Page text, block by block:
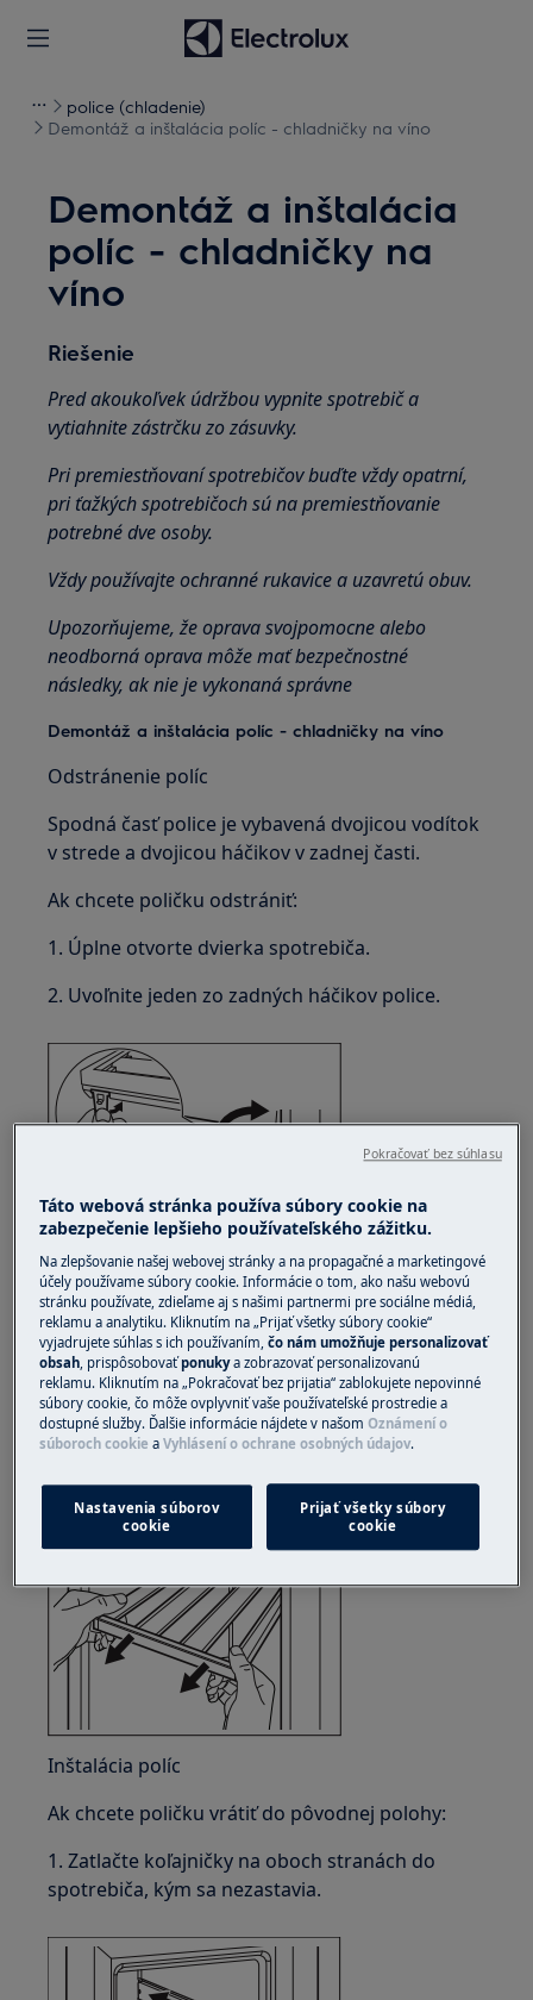
police (chladenie)
Demontáž a inštalácia políc - chladničky na víno
Demontáž a inštalácia
políc - chladničky na
víno
Riešenie
Pred akoukoľvek údržbou vypnite spotrebič a
vytiahnite zástrčku zo zásuvky.
Pri premiestňovaní spotrebičov buďte vždy opatrní,
pri ťažkých spotrebičoch sú na premiestňovanie
potrebné dve osoby.
Vždy používajte ochranné rukavice a uzavretú obuv.
Upozorňujeme, že oprava svojpomocne alebo
neodborná oprava môže mať bezpečnostné
následky, ak nie je vykonaná správne
Demontáž a inštalácia políc - chladničky na víno
Odstránenie políc
Spodná časť police je vybavená dvojicou vodítok
v strede a dvojicou háčikov v zadnej časti.
Ak chcete poličku odstrániť:
1. Úplne otvorte dvierka spotrebiča.
2. Uvoľnite jeden zo zadných háčikov police.
Na odpojenie police stačí odopnúť iba jeden
zadný hák
3. Mierne nadvihnite policu a vytiahnite ju zo
Inštalácia políc
Ak chcete poličku vrátiť do pôvodnej polohy:
1. Zatlačte koľajničky na oboch stranách do
spotrebiča, kým sa nezastavia.
Táto webová stránka používa súbory cookie na
zabezpečenie lepšieho používateľského zážitku.
Na zlepšovanie našej webovej stránky a na propagačné a marketingové
účely používame súbory cookie. Informácie o tom, ako našu webovú
stránku používate, zdieľame aj s našimi partnermi pre sociálne médiá,
reklamu a analytiku. Kliknutím na „Prijať všetky súbory cookie“
vyjadrujete súhlas s ich používaním,čo nám umožňuje personalizovať
obsah, prispôsobovaťponukya zobrazovať personalizovanú
reklamu. Kliknutím na „Pokračovať bez prijatia“ zablokujete nepovinné
súbory cookie, čo môže ovplyvniť vaše používateľské prostredie a
dostupné služby. Ďalšie informácie nájdete v našomOznámení o
súboroch cookie aVyhlásení o ochrane osobných údajov.
Nastavenia súborov
cookie
Prijať všetky súbory
cookie
Pokračovať bez súhlasu